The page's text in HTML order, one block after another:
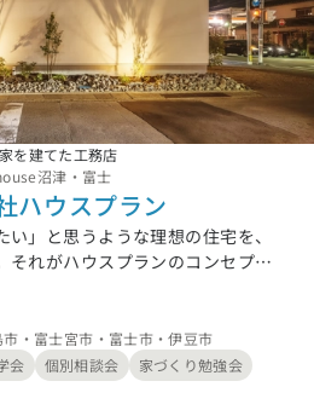
(0) 福井県 (0)山梨県 (4)長野県 (4)
県 (12)三重県 (1)
府 (0)滋賀県 (0)
(7)島根県 (6)山口県 (2)
(0)高知県 (1)
を建てた工務店
沼津・富士
ハウスプラン
」と思うような理想の住宅を、
それがハウスプランのコンセプト
家づくり”に欠かせないのが、建
ン／R+houseの建築家は、お客
や価値観を表現した空間デザイ
まで見据えた、生活にジャスト
くり上げます。「建築家に依頼
・富士宮市・富士市・伊豆市
会 個別相談会
家づくり勉強会